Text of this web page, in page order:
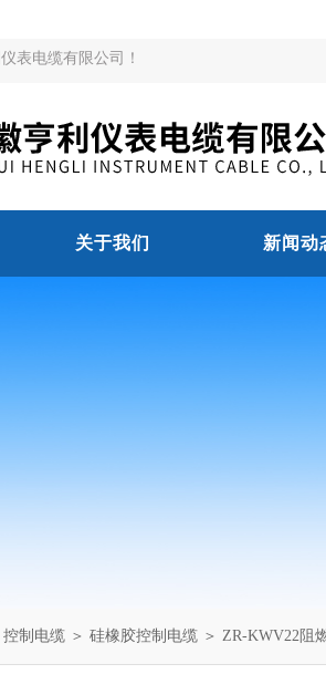
表电缆有限公司！
关于我们 新闻动
控制电缆 ＞ 硅橡胶控制电缆 ＞ ZR-KWV22阻